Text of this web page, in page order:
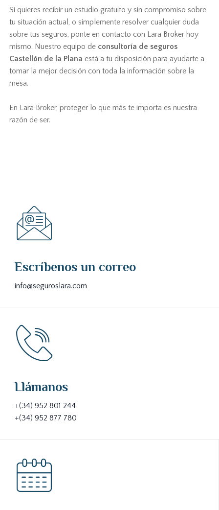
Si quieres recibir un estudio gratuito y sin compromiso sobre
tu situación actual, o simplemente resolver cualquier duda
sobre tus seguros, ponte en contacto con Lara Broker hoy
mismo. Nuestro equipo de consultoría de seguros
Castellón de la Plana está a tu disposición para ayudarte a
tomar la mejor decisión con toda la información sobre la
mesa.
En Lara Broker, proteger lo que más te importa es nuestra
razón de ser.
Escríbenos un correo
info@seguroslara.com
Llámanos
+(34) 952 801 244
+(34) 952 877 780